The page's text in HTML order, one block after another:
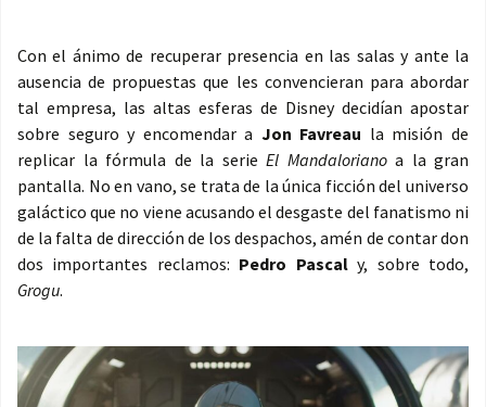
Con el ánimo de recuperar presencia en las salas y ante la
ausencia de propuestas que les convencieran para abordar
tal empresa, las altas esferas de Disney decidían apostar
sobre seguro y encomendar a Jon Favreau la misión de
replicar la fórmula de la serie El Mandalorianoa la gran
pantalla. No en vano, se trata de la única ficción del universo
galáctico que no viene acusando el desgaste del fanatismo ni
de la falta de dirección de los despachos, amén de contar don
dos importantes reclamos: Pedro Pascaly, sobre todo,
Grogu.